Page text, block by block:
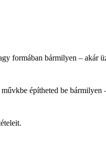
formában bármilyen – akár
építheted be bármilyen